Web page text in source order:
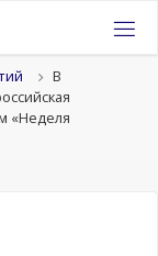
В
«Неделя